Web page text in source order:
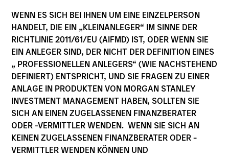
WENN ES SICH BEI IHNEN UM EINE EINZELPERSON
HANDELT, DIE EIN „KLEINANLEGER“ IM SINNE DER
RICHTLINIE 2011/61/EU (AIFMD) IST, ODER WENN SIE
EIN ANLEGER SIND, DER NICHT DER DEFINITION EINES
„ PROFESSIONELLEN ANLEGERS“ (WIE NACHSTEHEND
DEFINIERT) ENTSPRICHT, UND SIE FRAGEN ZU EINER
ANLAGE IN PRODUKTEN VON MORGAN STANLEY
INVESTMENT MANAGEMENT HABEN, SOLLTEN SIE
SICH AN EINEN ZUGELASSENEN FINANZBERATER
ODER -VERMITTLER WENDEN. WENN SIE SICH AN
KEINEN ZUGELASSENEN FINANZBERATER ODER -
VERMITTLER WENDEN KÖNNEN UND